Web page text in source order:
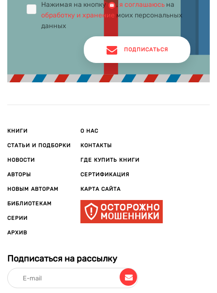
Нажимая на кнопку , я соглашаюсь на
обработку и хранение моих персональных
данных
ПОДПИСАТЬСЯ
КНИГИ
СТАТЬИ И ПОДБОРКИ
НОВОСТИ
АВТОРЫ
НОВЫМ АВТОРАМ
БИБЛИОТЕКАМ
СЕРИИ
АРХИВ
О НАС
КОНТАКТЫ
ГДЕ КУПИТЬ КНИГИ
СЕРТИФИКАЦИЯ
КАРТА САЙТА
Подписаться на рассылку